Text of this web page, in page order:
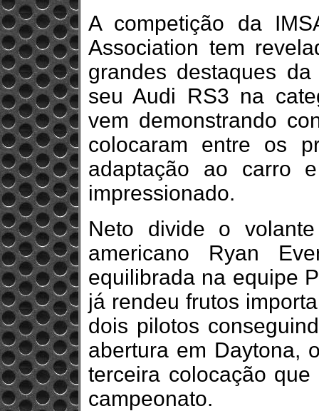
A competição da
Association tem
grandes destaques
seu Audi RS3 na
vem demonstrando
colocaram entre os
adaptação ao carro
impressionado.
Neto divide o
americano Ryan
equilibrada na equipe
já rendeu frutos
dois pilotos
abertura em Daytona,
terceira colocação
campeonato.